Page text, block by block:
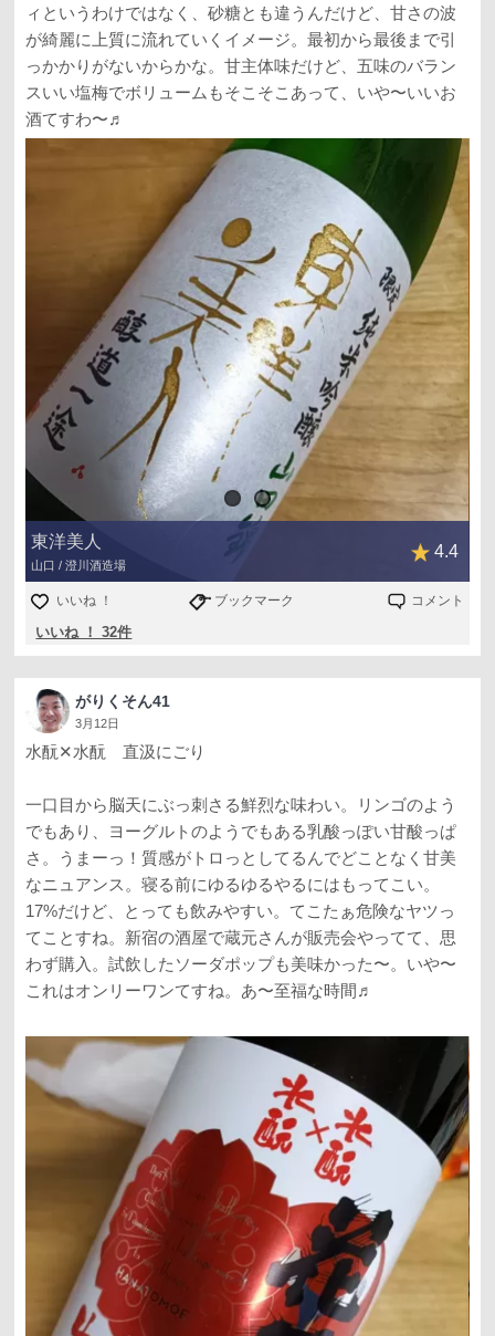
ィというわけではなく、砂糖とも違うんだけど、甘さの波
が綺麗に上質に流れていくイメージ。最初から最後まで引
っかかりがないからかな。甘主体味だけど、五味のバラン
スいい塩梅でボリュームもそこそこあって、いや〜いいお
酒てすわ〜♬
東洋美人
山口 / 澄川酒造場
4.4
いいね ！ ブックマーク コメント
いいね ！ 32件
がりくそん41
3月12日
水酛✕水酛 直汲にごり
一口目から脳天にぶっ刺さる鮮烈な味わい。リンゴのよう
でもあり、ヨーグルトのようでもある乳酸っぽい甘酸っぱ
さ。うまーっ！質感がトロっとしてるんでどことなく甘美
なニュアンス。寝る前にゆるゆるやるにはもってこい。
17%だけど、とっても飲みやすい。てこたぁ危険なヤツっ
てことすね。新宿の酒屋で蔵元さんが販売会やってて、思
わず購入。試飲したソーダポップも美味かった〜。いや〜
これはオンリーワンてすね。あ〜至福な時間♬